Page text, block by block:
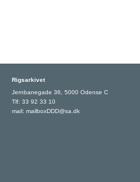
Rigsarkivet
Jernbanegade 36, 5000 Odense C
Tlf: 33 92 33 10
mail: mailboxDDD@sa.dk